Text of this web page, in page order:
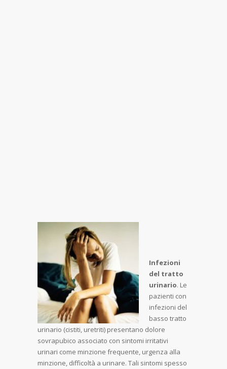
Infezioni
del tratto
urinario. Le
pazienti con
infezioni del
basso tratto
urinario (cistiti, uretriti) presentano dolore
sovrapubico associato con sintomi irritativi
urinari come minzione frequente, urgenza alla
minzione, difficoltà a urinare. Tali sintomi spesso